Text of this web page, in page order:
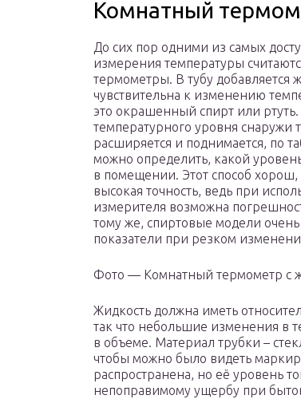
Комнатный
До сих пор одними из самых
измерения температуры
термометры. В тубу добавляется
чувствительна к изменению
это окрашенный спирт или
температурного уровня снаружи
расширяется и поднимается, по
можно определить, какой
в помещении. Этот способ хорош,
высокая точность, ведь при
измерителя возможна
тому же, спиртовые модели
показатели при резком
Фото — Комнатный термометр с
Жидкость должна иметь
так что небольшие изменения в
в объеме. Материал трубки –
чтобы можно было видеть
распространена, но её уровень
непоправимому ущербу при